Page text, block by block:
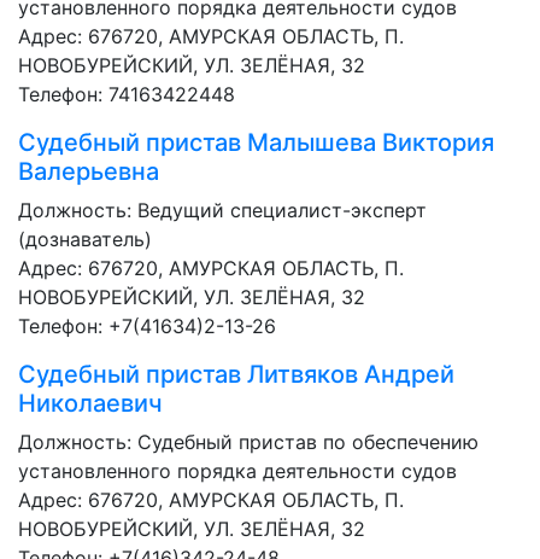
установленного порядка деятельности судов
Адрес: 676720, АМУРСКАЯ ОБЛАСТЬ, П.
НОВОБУРЕЙСКИЙ, УЛ. ЗЕЛЁНАЯ, 32
Телефон: 74163422448
Судебный пристав Малышева Виктория
Валерьевна
Должность: Ведущий специалист-эксперт
(дознаватель)
Адрес: 676720, АМУРСКАЯ ОБЛАСТЬ, П.
НОВОБУРЕЙСКИЙ, УЛ. ЗЕЛЁНАЯ, 32
Телефон: +7(41634)2-13-26
Судебный пристав Литвяков Андрей
Николаевич
Должность: Судебный пристав по обеспечению
установленного порядка деятельности судов
Адрес: 676720, АМУРСКАЯ ОБЛАСТЬ, П.
НОВОБУРЕЙСКИЙ, УЛ. ЗЕЛЁНАЯ, 32